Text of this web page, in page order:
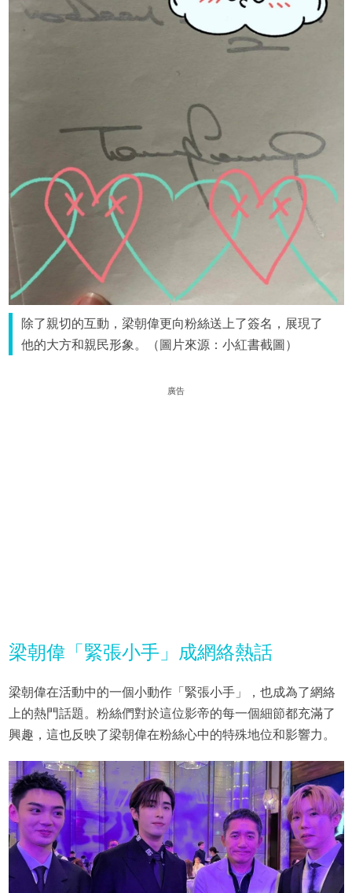
除了親切的互動，梁朝偉更向粉絲送上了簽名，展現了
他的大方和親民形象。（圖片來源：小紅書截圖）
廣告
梁朝偉「緊張小手」成網絡熱話
梁朝偉在活動中的一個小動作「緊張小手」，也成為了網絡
上的熱門話題。粉絲們對於這位影帝的每一個細節都充滿了
興趣，這也反映了梁朝偉在粉絲心中的特殊地位和影響力。